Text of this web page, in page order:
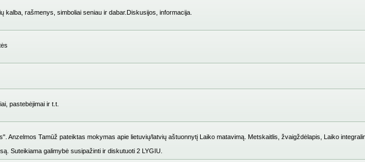
kalba, rašmenys, simboliai seniau ir dabar.Diskusijos, informacija.
pastebėjimai ir t.t.
Anzelmos Tamūž pateiktas mokymas apie lietuvių/latvių aštuonnytį Laiko matavimą. Metskaitlis, žvaigždėlapis, Laiko
Suteikiama galimybė susipažinti ir diskutuoti 2 LYGIU.